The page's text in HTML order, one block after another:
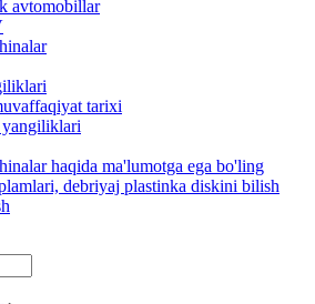
avtomobillar
tarixi
haqida ma'lumotga ega bo'ling
debriyaj plastinka diskini bilish